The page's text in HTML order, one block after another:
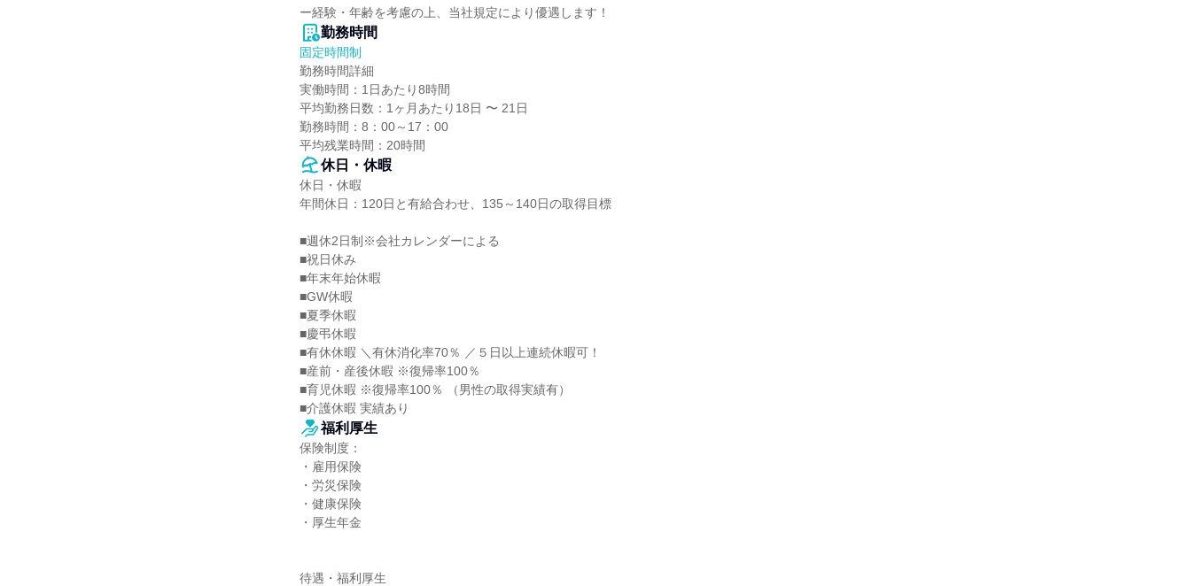
ー経験・年齢を考慮の上、当社規定により優遇します！
勤務時間
固定時間制
勤務時間詳細
実働時間：1日あたり8時間
平均勤務日数：1ヶ月あたり18日 〜 21日
勤務時間：8：00～17：00
平均残業時間：20時間
休日・休暇
休日・休暇
年間休日：120日と有給合わせ、135～140日の取得目標
■週休2日制※会社カレンダーによる
■祝日休み
■年末年始休暇
■GW休暇
■夏季休暇
■慶弔休暇
■有休休暇 ＼有休消化率70％ ／５日以上連続休暇可！
■産前・産後休暇 ※復帰率100％
■育児休暇 ※復帰率100％ （男性の取得実績有）
■介護休暇 実績あり
福利厚生
保険制度：
・雇用保険
・労災保険
・健康保険
・厚生年金
待遇・福利厚生